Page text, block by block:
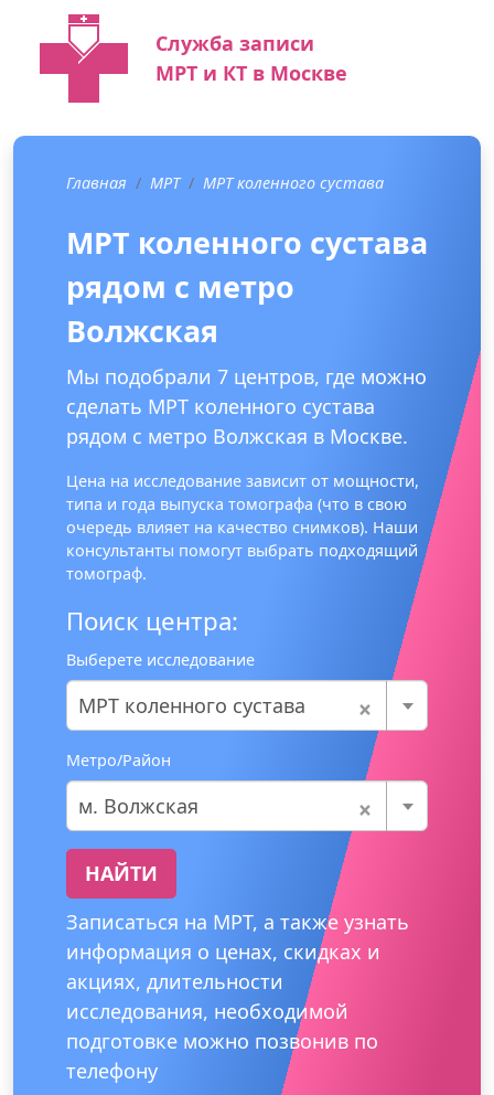
Служба записи
МРТ и КТ в Москве
Главная МРТ МРТ коленного сустава
МРТ коленного сустава
рядом с метро
Волжская
Мы подобрали 7 центров, где можно
сделать МРТ коленного сустава
рядом с метро Волжская в Москве.
Цена на исследование зависит от мощности,
типа и года выпуска томографа (что в свою
очередь влияет на качество снимков). Наши
консультанты помогут выбрать подходящий
томограф.
Поиск центра:
Выберете исследование
×
МРТ коленного сустава
Метро/Район
×
м. Волжская
НАЙТИ
Записаться на МРТ, а также узнать
информация о ценах, скидках и
акциях, длительности
исследования, необходимой
подготовке можно позвонив по
телефону